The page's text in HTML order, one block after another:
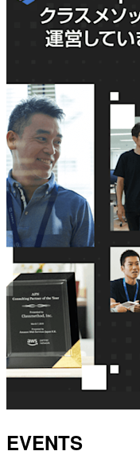
EVENTS